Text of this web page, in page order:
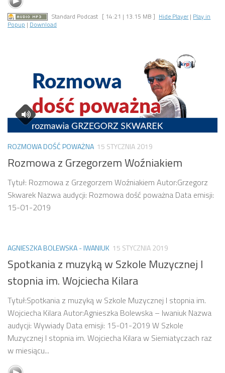
Standard Podcast [ 14:21 | 13.15 MB ] Hide Player | Play in
Popup | Download
ROZMOWA DOŚĆ POWAŻNA 15 STYCZNIA 2019
Rozmowa z Grzegorzem Woźniakiem
Tytuł: Rozmowa z Grzegorzem Woźniakiem Autor:Grzegorz
Skwarek Nazwa audycji: Rozmowa dość poważna Data emisji:
15-01-2019
AGNIESZKA BOLEWSKA - IWANIUK 15 STYCZNIA 2019
Spotkania z muzyką w Szkole Muzycznej I
stopnia im. Wojciecha Kilara
Tytuł:Spotkania z muzyką w Szkole Muzycznej I stopnia im.
Wojciecha Kilara Autor:Agnieszka Bolewska – Iwaniuk Nazwa
audycji: Wywiady Data emisji: 15-01-2019 W Szkole
Muzycznej I stopnia im. Wojciecha Kilara w Siemiatyczach raz
w miesiącu...